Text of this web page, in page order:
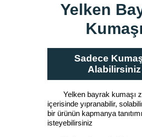
Yelken
Kumaşı
Sadece
Alabilirsiniz
Yelken bayrak kumaşı
içerisinde yıpranabilir,
bir ürünün kapmanya
isteyebilirsiniz